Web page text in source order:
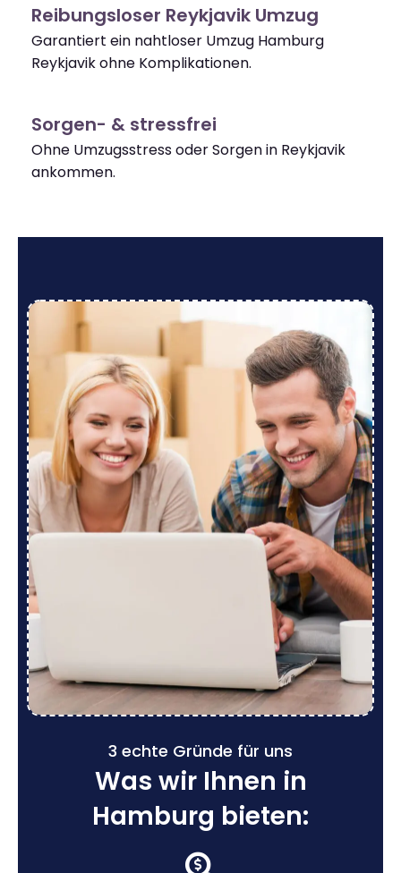
Reibungsloser Reykjavik Umzug
Garantiert ein nahtloser Umzug Hamburg
Reykjavik ohne Komplikationen.
Sorgen- & stressfrei
Ohne Umzugsstress oder Sorgen in Reykjavik
ankommen.
3 echte Gründe für uns
Was wir Ihnen in
Hamburg bieten: